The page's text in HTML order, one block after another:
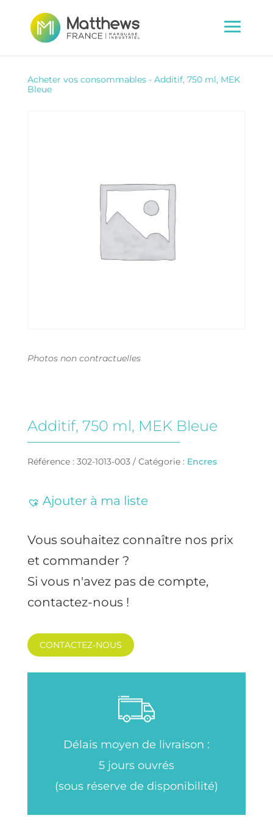
Acheter vos consommables- Additif, 750 ml, MEK
Bleue
Photos non contractuelles
Additif, 750 ml, MEK Bleue
Référence : 302-1013-003 Catégorie : Encres
Ajouter à ma liste
Vous souhaitez connaître nos prix
et commander ?
Si vous n'avez pas de compte,
contactez-nous !
CONTACTEZ-NOUS
Délais moyen de livraison :
5 jours ouvrés
(sous réserve de disponibilité)